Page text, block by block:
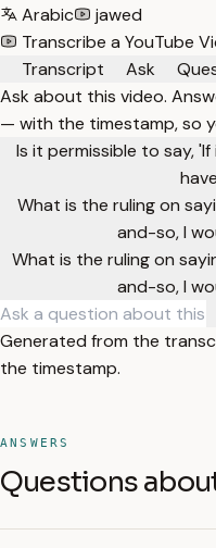
Arabic
jawed
Transcribe a YouTube
Transcript
Ask
Ask about this video.
— with the timestamp, so
Is it permissible to say,
What is the ruling on
and-so, I
What is the ruling on
and-so, I
Generated from the
the timestamp.
ANSWERS
Questions